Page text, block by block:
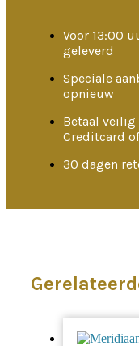
Voor 13:00
geleverd
Speciale
opnieuw
Betaal veilig
Creditcard
30 dagen